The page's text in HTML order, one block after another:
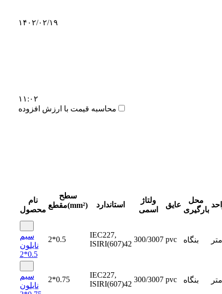
۱۴۰۲/۰۲/۱۹
۱۱:۰۲
محاسبه قیمت با ارزش افزوده
نام
محصول
سطح
مقطع(mm²)
استاندارد
ولتاژ
اسمی
عایق
محل
بارگیری
سیم
نایلون
0.5*2
2*0.5
IEC227,
ISIRI(607)42
300/3007 pvc بنگاه متر
سیم
نایلون
2*0.75
IEC227,
ISIRI(607)42
300/3007 pvc بنگاه متر